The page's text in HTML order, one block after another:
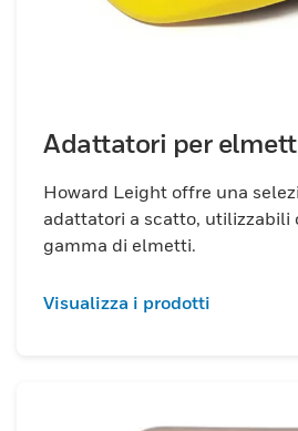
Adattatori per
Howard Leight offre una
adattatori a scatto, utilizzabili
gamma di elmetti.
Visualizza i prodotti